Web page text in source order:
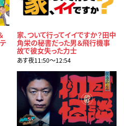
家、ついて行ってイイですか？田中
角栄の秘書だった男＆飛行機事
故で彼女失った力士
あす夜11:50〜12:54